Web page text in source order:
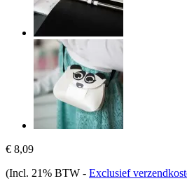
€ 8,09
(Incl. 21% BTW - Exclusief